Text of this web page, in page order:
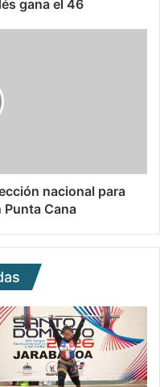
gana el 46
nacional para
Punta Cana